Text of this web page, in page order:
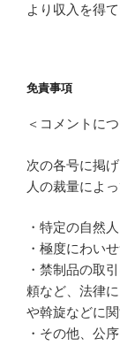
より収入を得て
免責事項
＜コメントに
次の各号に掲
人の裁量によ
・特定の自然
・極度にわい
・禁制品の取
頼など、法律
や斡旋などに
・その他、公